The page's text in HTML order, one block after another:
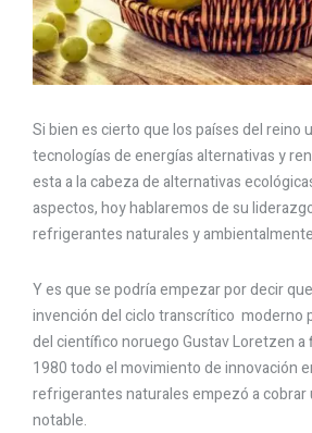
Si bien es cierto que los países del reino
tecnologías de energías alternativas y
esta a la cabeza de alternativas
aspectos, hoy hablaremos de su
refrigerantes naturales y
Y es que se podría empezar por decir
invención del ciclo transcrítico moderno
del científico noruego Gustav Loretzen a
1980 todo el movimiento de innovación
refrigerantes naturales empezó a cobrar
notable.